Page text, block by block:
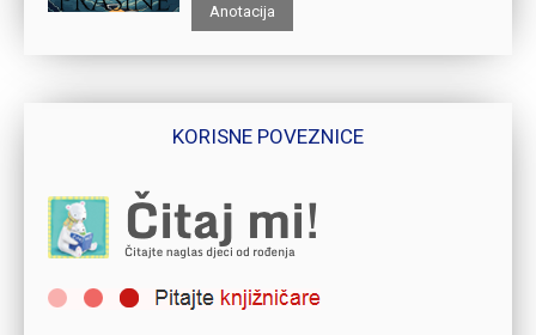
Anotacija
KORISNE POVEZNICE